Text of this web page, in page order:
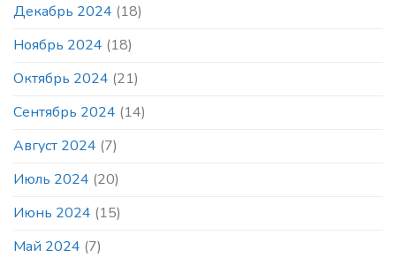
Декабрь 2024 (18)
Ноябрь 2024 (18)
Октябрь 2024 (21)
Сентябрь 2024 (14)
Август 2024 (7)
Июль 2024 (20)
Июнь 2024 (15)
Май 2024 (7)